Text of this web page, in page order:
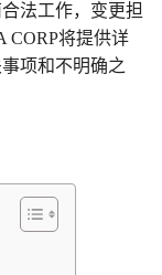
法工作，变更担
CORP将提供详
项和不明确之